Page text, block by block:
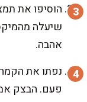
הוסיפו את
שיעלה
אהבה.
נפתו את
פעם. הבצק